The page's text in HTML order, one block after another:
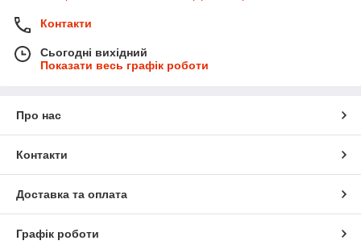
Контакти
Сьогодні вихідний
Показати весь графік роботи
Про нас
Контакти
Доставка та оплата
Графік роботи